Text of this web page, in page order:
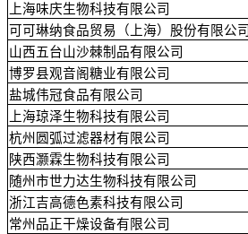
上海味庆生物科技有限公司
可可琳纳食品贸易（上海）股份有限公司
山西五台山沙棘制品有限公司
博罗县观音阁糖业有限公司
盐城伟冠食品有限公司
上海琼泽生物科技有限公司
杭州圆弧过滤器材有限公司
陕西灏霖生物科技有限公司
随州市世力达生物科技有限公司
浙江吉高德色素科技有限公司
常州品正干燥设备有限公司